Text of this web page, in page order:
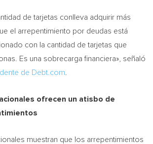
de tarjetas conlleva adquirir más
el arrepentimiento por deudas está
con la cantidad de tarjetas que
Es una sobrecarga financiera», señaló
de Debt.com
ofrecen un atisbo de
muestran que los arrepentimientos